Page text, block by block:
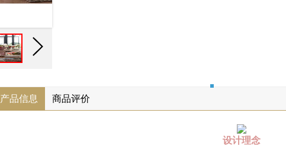
产品信息 商品评价
设计理念